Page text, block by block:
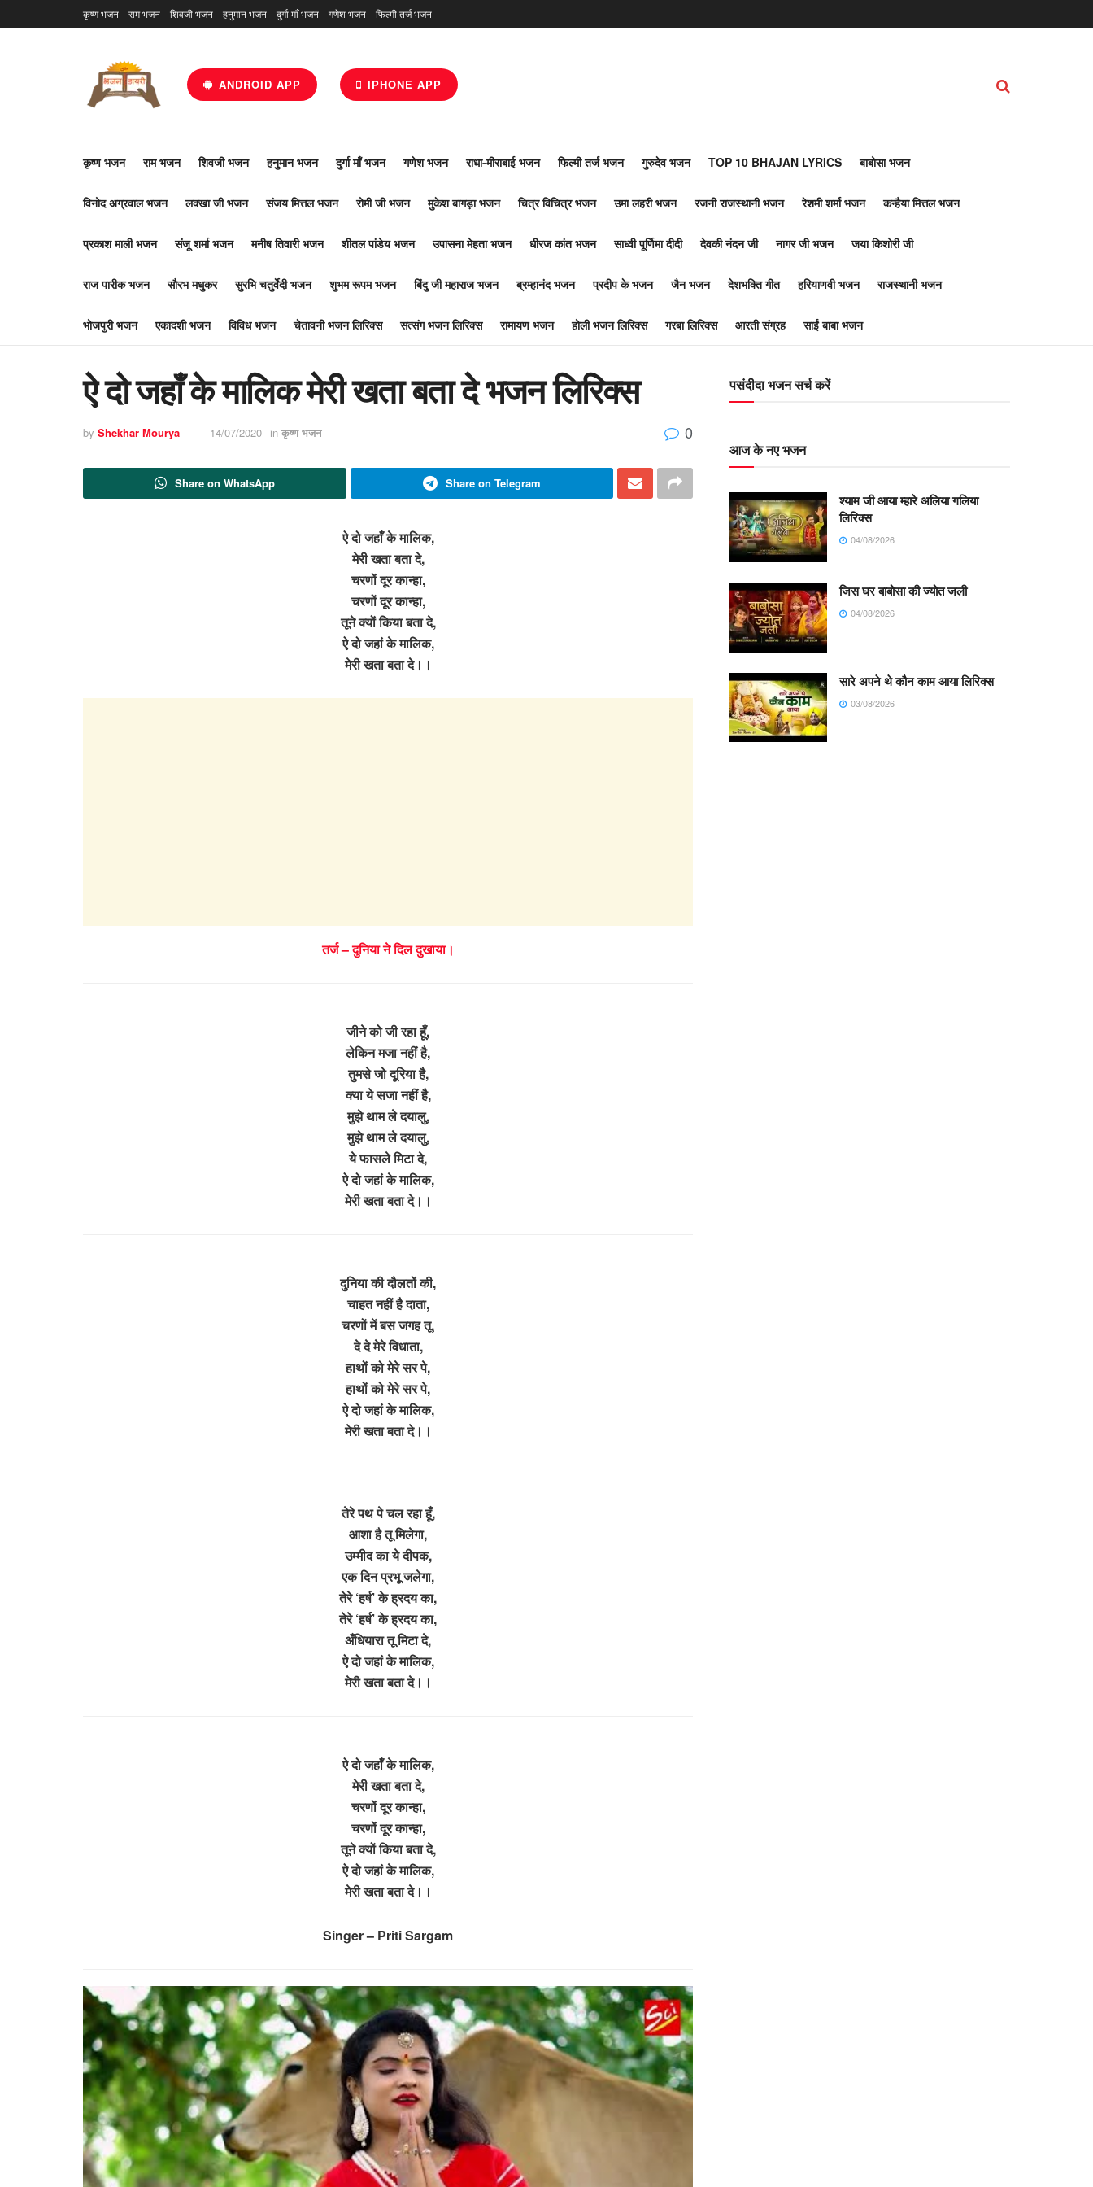
कृष्ण भजन राम भजन शिवजी भजन हनुमान भजन दुर्गा माँ भजन गणेश भजन फिल्मी तर्ज भजन
ANDROID APP IPHONE APP
कृष्ण भजन राम भजन शिवजी भजन हनुमान भजन दुर्गा माँ भजन गणेश भजन राधा-मीराबाई भजन फिल्मी तर्ज भजन गुरुदेव भजन TOP 10 BHAJAN LYRICS बाबोसा भजन
विनोद अग्रवाल भजन लक्खा जी भजन संजय मित्तल भजन रोमी जी भजन मुकेश बागड़ा भजन चित्र विचित्र भजन उमा लहरी भजन रजनी राजस्थानी भजन रेशमी शर्मा भजन कन्हैया मित्तल भजन
प्रकाश माली भजन संजू शर्मा भजन मनीष तिवारी भजन शीतल पांडेय भजन उपासना मेहता भजन धीरज कांत भजन साध्वी पूर्णिमा दीदी देवकी नंदन जी नागर जी भजन जया किशोरी जी
राज पारीक भजन सौरभ मधुकर सुरभि चतुर्वेदी भजन शुभम रूपम भजन बिंदु जी महाराज भजन ब्रम्हानंद भजन प्रदीप के भजन जैन भजन देशभक्ति गीत हरियाणवी भजन राजस्थानी भजन
भोजपुरी भजन एकादशी भजन विविध भजन चेतावनी भजन लिरिक्स सत्संग भजन लिरिक्स रामायण भजन होली भजन लिरिक्स गरबा लिरिक्स आरती संग्रह साईं बाबा भजन
ऐ दो जहाँ के मालिक मेरी खता बता दे भजन लिरिक्स
by Shekhar Mourya 14/07/2020 in कृष्ण भजन 0
Share on WhatsApp Share on Telegram
ऐ दो जहाँ के मालिक,
मेरी खता बता दे,
चरणों दूर कान्हा,
चरणों दूर कान्हा,
तूने क्यों किया बता दे,
ऐ दो जहां के मालिक,
मेरी खता बता दे।।
तर्ज – दुनिया ने दिल दुखाया।
जीने को जी रहा हूँ,
लेकिन मजा नहीं है,
तुमसे जो दूरिया है,
क्या ये सजा नहीं है,
मुझे थाम ले दयालु,
मुझे थाम ले दयालु,
ये फासले मिटा दे,
ऐ दो जहां के मालिक,
मेरी खता बता दे।।
दुनिया की दौलतों की,
चाहत नहीं है दाता,
चरणों में बस जगह तू,
दे दे मेरे विधाता,
हाथों को मेरे सर पे,
हाथों को मेरे सर पे,
ऐ दो जहां के मालिक,
मेरी खता बता दे।।
तेरे पथ पे चल रहा हूँ,
आशा है तू मिलेगा,
उम्मीद का ये दीपक,
एक दिन प्रभू जलेगा,
तेरे ‘हर्ष’ के ह्रदय का,
तेरे ‘हर्ष’ के ह्रदय का,
अँधियारा तू मिटा दे,
ऐ दो जहां के मालिक,
मेरी खता बता दे।।
ऐ दो जहाँ के मालिक,
मेरी खता बता दे,
चरणों दूर कान्हा,
चरणों दूर कान्हा,
तूने क्यों किया बता दे,
ऐ दो जहां के मालिक,
मेरी खता बता दे।।
Singer – Priti Sargam
पसंदीदा भजन सर्च करें
आज के नए भजन
श्याम जी आया म्हारे अलिया गलिया
लिरिक्स
04/08/2026
जिस घर बाबोसा की ज्योत जली
04/08/2026
सारे अपने थे कौन काम आया लिरिक्स
03/08/2026